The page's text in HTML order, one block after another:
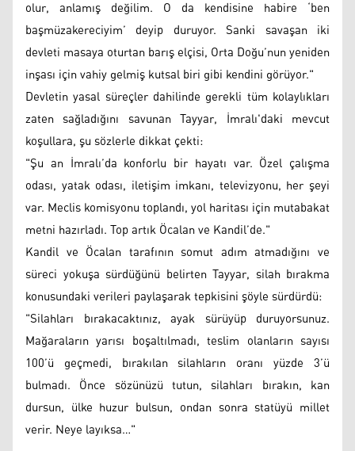
olur, anlamış değilim. O da kendisine habire ‘ben
başmüzakereciyim’ deyip duruyor. Sanki savaşan iki
devleti masaya oturtan barış elçisi, Orta Doğu’nun yeniden
inşası için vahiy gelmiş kutsal biri gibi kendini görüyor."
Devletin yasal süreçler dahilinde gerekli tüm kolaylıkları
zaten sağladığını savunan Tayyar, İmralı'daki mevcut
koşullara, şu sözlerle dikkat çekti:
"Şu an İmralı’da konforlu bir hayatı var. Özel çalışma
odası, yatak odası, iletişim imkanı, televizyonu, her şeyi
var. Meclis komisyonu toplandı, yol haritası için mutabakat
metni hazırladı. Top artık Öcalan ve Kandil’de."
Kandil ve Öcalan tarafının somut adım atmadığını ve
süreci yokuşa sürdüğünü belirten Tayyar, silah bırakma
konusundaki verileri paylaşarak tepkisini şöyle sürdürdü:
"Silahları bırakacaktınız, ayak sürüyüp duruyorsunuz.
Mağaraların yarısı boşaltılmadı, teslim olanların sayısı
100’ü geçmedi, bırakılan silahların oranı yüzde 3’ü
bulmadı. Önce sözünüzü tutun, silahları bırakın, kan
dursun, ülke huzur bulsun, ondan sonra statüyü millet
verir. Neye layıksa…"